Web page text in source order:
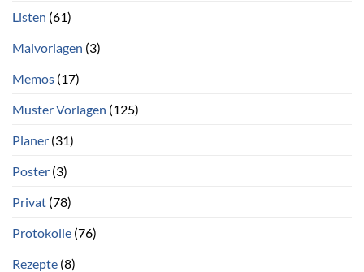
Listen (61)
Malvorlagen (3)
Memos (17)
Muster Vorlagen (125)
Planer (31)
Poster (3)
Privat (78)
Protokolle (76)
Rezepte (8)